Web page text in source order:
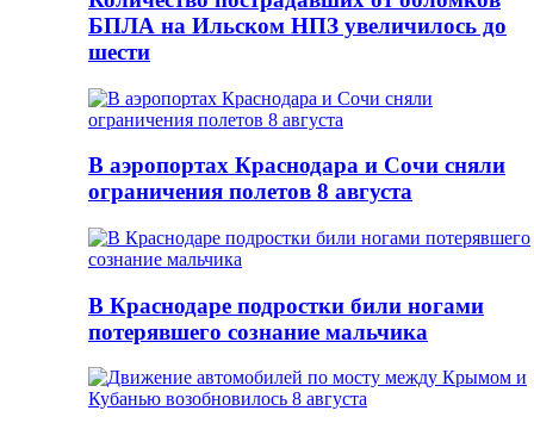
БПЛА на Ильском НПЗ увеличилось до
шести
В аэропортах Краснодара и Сочи сняли
ограничения полетов 8 августа
В Краснодаре подростки били ногами
потерявшего сознание мальчика